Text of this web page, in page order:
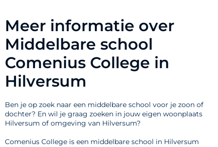
Meer informatie over
Middelbare school
Comenius College in
Hilversum
Ben je op zoek naar een middelbare school voor je zoon of
dochter? En wil je graag zoeken in jouw eigen woonplaats
Hilversum of omgeving van Hilversum?
Comenius College is een middelbare school in Hilversum